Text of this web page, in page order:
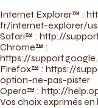
Internet Explorer™ :
fr/internet-explorer/
Safari™ : http://
Chrome™ :
https://
Firefox™ : https://
option-ne-pas-pister
Opera™ : http://
Vos choix exprimés en